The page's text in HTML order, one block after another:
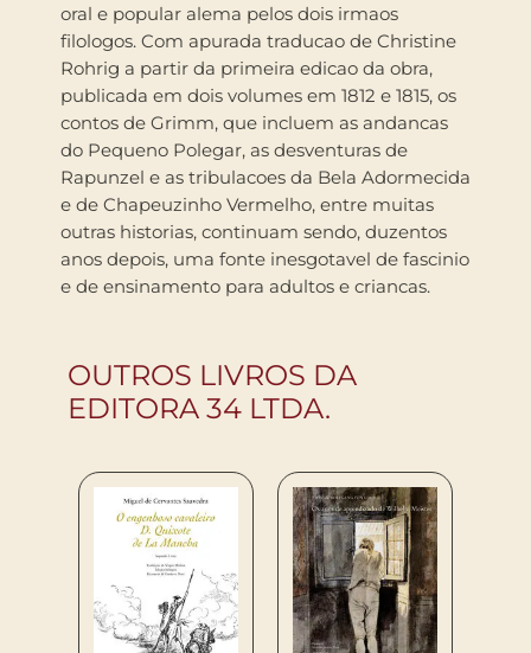
oral e popular alema pelos dois irmaos
filologos. Com apurada traducao de Christine
Rohrig a partir da primeira edicao da obra,
publicada em dois volumes em 1812 e 1815, os
contos de Grimm, que incluem as andancas
do Pequeno Polegar, as desventuras de
Rapunzel e as tribulacoes da Bela Adormecida
e de Chapeuzinho Vermelho, entre muitas
outras historias, continuam sendo, duzentos
anos depois, uma fonte inesgotavel de fascinio
e de ensinamento para adultos e criancas.
OUTROS LIVROS DA
EDITORA 34 LTDA.